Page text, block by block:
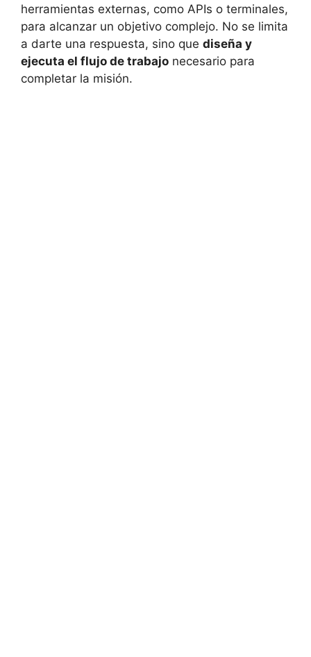
herramientas externas, como APIs o terminales,
para alcanzar un objetivo complejo. No se limita
a darte una respuesta, sino que diseña y
ejecuta el flujo de trabajo necesario para
completar la misión.